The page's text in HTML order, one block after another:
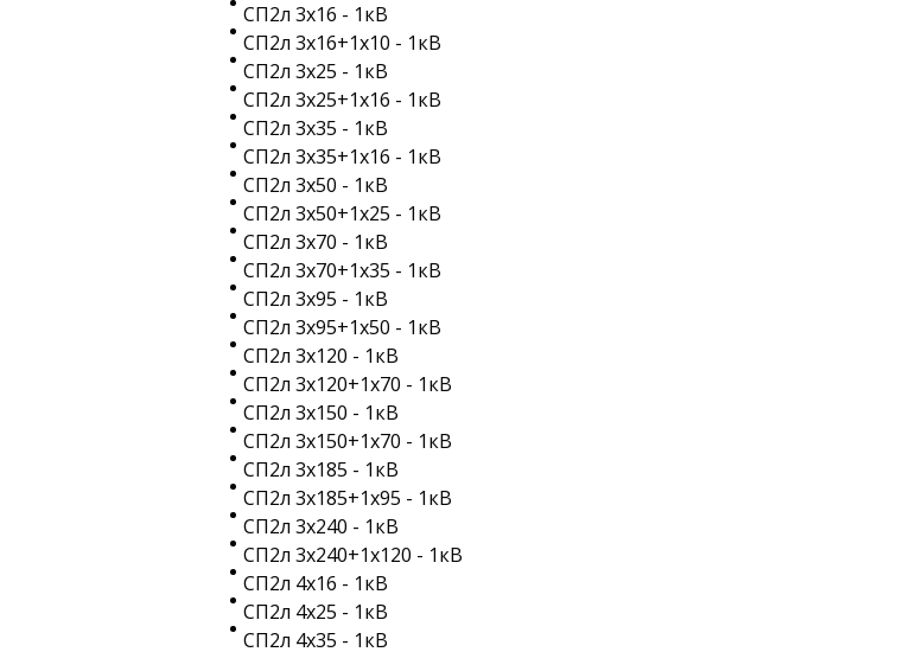
СП2л 3х16 - 1кВ
СП2л 3х16+1х10 - 1кВ
СП2л 3х25 - 1кВ
СП2л 3х25+1х16 - 1кВ
СП2л 3х35 - 1кВ
СП2л 3х35+1х16 - 1кВ
СП2л 3х50 - 1кВ
СП2л 3х50+1х25 - 1кВ
СП2л 3х70 - 1кВ
СП2л 3х70+1х35 - 1кВ
СП2л 3х95 - 1кВ
СП2л 3х95+1х50 - 1кВ
СП2л 3х120 - 1кВ
СП2л 3х120+1х70 - 1кВ
СП2л 3х150 - 1кВ
СП2л 3х150+1х70 - 1кВ
СП2л 3х185 - 1кВ
СП2л 3х185+1х95 - 1кВ
СП2л 3х240 - 1кВ
СП2л 3х240+1х120 - 1кВ
СП2л 4х16 - 1кВ
СП2л 4х25 - 1кВ
СП2л 4х35 - 1кВ